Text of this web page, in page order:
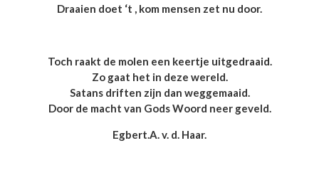
Draaien doet ‘t , kom mensen zet nu door.
Toch raakt de molen een keertje uitgedraaid.
Zo gaat het in deze wereld.
Satans driften zijn dan weggemaaid.
Door de macht van Gods Woord neer geveld.
Egbert.A. v. d. Haar.